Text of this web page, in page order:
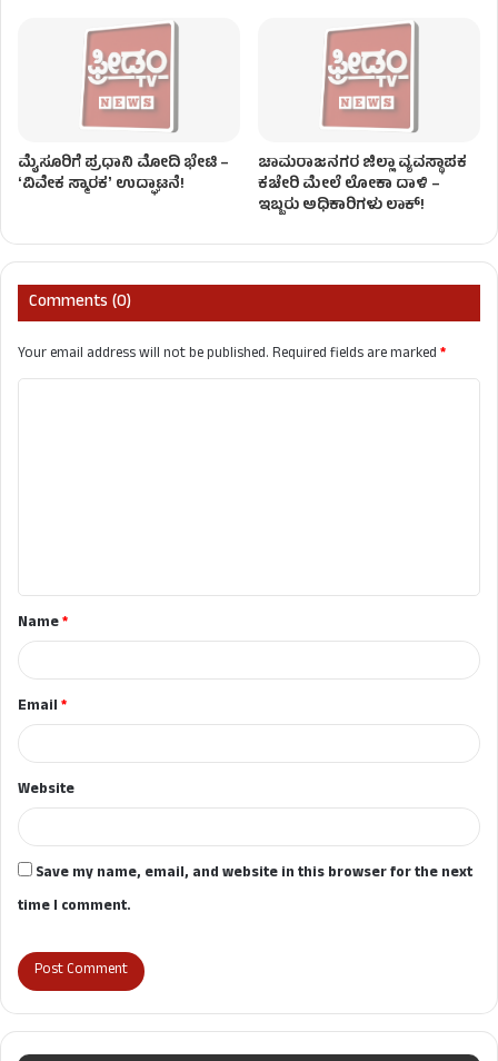
ಮೈಸೂರಿಗೆ ಪ್ರಧಾನಿ ಮೋದಿ ಭೇಟಿ –
ʻವಿವೇಕ ಸ್ಮಾರಕʼ ಉದ್ಘಾಟನೆ!
ಚಾಮರಾಜನಗರ ಜಿಲ್ಲಾ ವ್ಯವಸ್ಥಾಪಕ
ಕಚೇರಿ ಮೇಲೆ ಲೋಕಾ ದಾಳಿ –
ಇಬ್ಬರು ಅಧಿಕಾರಿಗಳು ಲಾಕ್​​!
Comments (0)
Your email address will not be published.Required fields are marked*
t
*Name*
Email*
Website
Save my name, email, and website in this browser for the next
time I comment.